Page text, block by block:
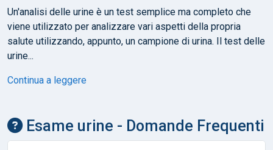
Un'analisi delle urine è un test semplice ma completo che
viene utilizzato per analizzare vari aspetti della propria
salute utilizzando, appunto, un campione di urina. Il test delle
urine...
Continua a leggere
Esame urine - Domande Frequenti